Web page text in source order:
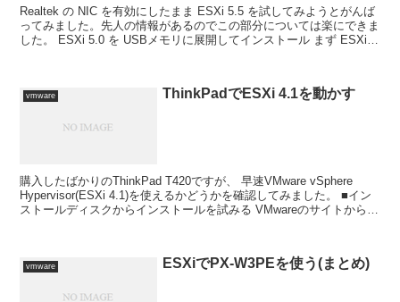
Realtek の NIC を有効にしたまま ESXi 5.5 を試してみようとがんば
ってみました。先人の情報があるのでこの部分については楽にできま
した。 ESXi 5.0 を USBメモリに展開してインストール まず ESXi
vmware ThinkPadでESXi 4.1を動かす
購入したばかりのThinkPad T420ですが、 早速VMware vSphere
Hypervisor(ESXi 4.1)を使えるかどうかを確認してみました。 ■イン
ストールディスクからインストールを試みる VMwareのサイトからダ
vmware ESXiでPX-W3PEを使う(まとめ)